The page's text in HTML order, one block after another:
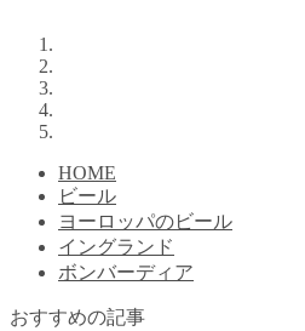
HOME
ビール
ヨーロッパのビール
イングランド
ボンバーディア
おすすめの記事